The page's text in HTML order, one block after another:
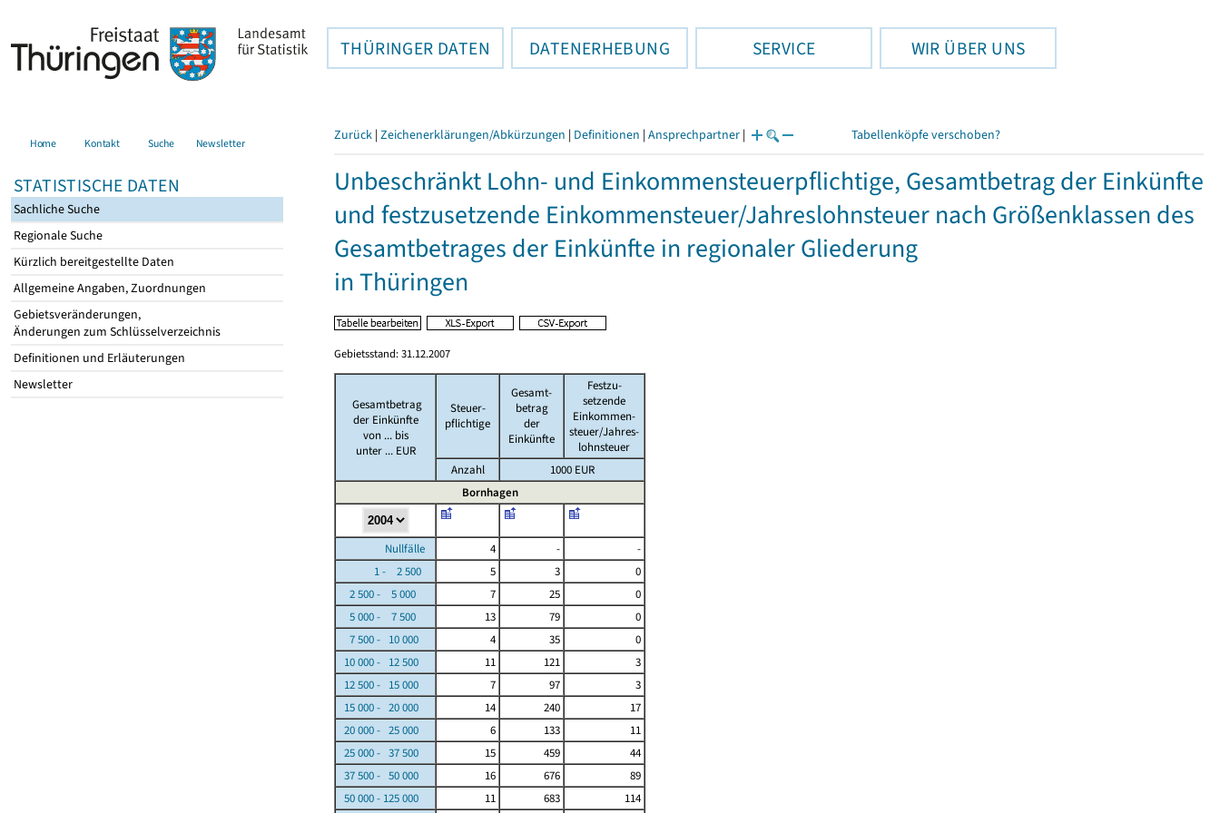
THÜRINGER DATEN DATENERHEBUNG SERVICE WIR ÜBER UNS
Home Kontakt Suche Newsletter
STATISTISCHE DATEN
Sachliche Suche
Regionale Suche
Kürzlich bereitgestellte Daten
Allgemeine Angaben, Zuordnungen
Gebietsveränderungen,
Änderungen zum Schlüsselverzeichnis
Definitionen und Erläuterungen
Newsletter
Zurück | Zeichenerklärungen/Abkürzungen | Definitionen | Ansprechpartner | Tabellenköpfe verschoben?
Unbeschränkt Lohn- und Einkommensteuerpflichtige, Gesamtbetrag der Einkünfte
und festzusetzende Einkommensteuer/Jahreslohnsteuer nach Größenklassen des
Gesamtbetrages der Einkünfte in regionaler Gliederung
in Thüringen
Gebietsstand: 31.12.2007
Gesamtbetrag
der Einkünfte
von ... bis
unter ... EUR
Steuer-
pflichtige
Gesamt-
betrag
der
Einkünfte
Festzu-
setzende
Einkommen-
steuer/Jahres-
lohnsteuer
Anzahl
1000 EUR
Bornhagen
Nullfälle 4 -
-
1 - 2 500
5 3
0
2 500 - 5 000
7 25
0
5 000 - 7 500
13 79
0
7 500 - 10 000
4 35
0
10 000 - 12 500
11 121
3
12 500 - 15 000
7 97
3
15 000 - 20 000
14 240
17
20 000 - 25 000
6 133
11
25 000 - 37 500
15 459
44
37 500 - 50 000
16 676
89
50 000 - 125 000
11 683 114